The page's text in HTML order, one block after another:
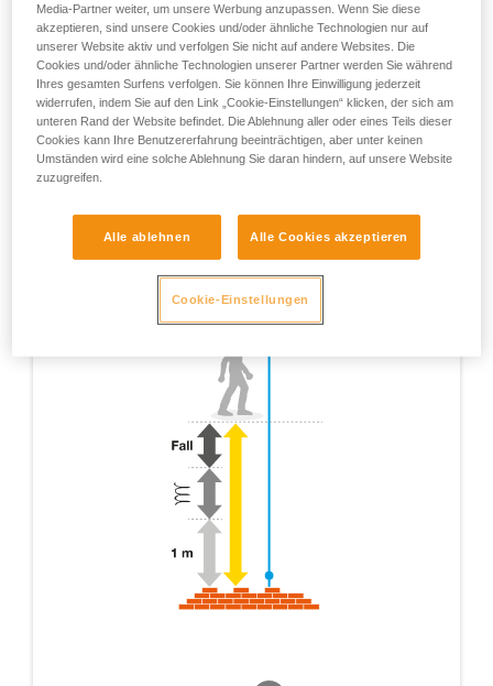
Halten Sie das ASAP oder ASAP LOCK soweit wie möglich
oberhalb des Befestigungspunkts Ihres Gurts
Media-Partner weiter, um unsere Werbung anzupassen. Wenn Sie diese
akzeptieren, sind unsere Cookies und/oder ähnliche Technologien nur auf
unserer Website aktiv und verfolgen Sie nicht auf andere Websites. Die
Cookies und/oder ähnliche Technologien unserer Partner werden Sie während
Ihres gesamten Surfens verfolgen. Sie können Ihre Einwilligung jederzeit
widerrufen, indem Sie auf den Link „Cookie-Einstellungen“ klicken, der sich am
unteren Rand der Website befindet. Die Ablehnung aller oder eines Teils dieser
Cookies kann Ihre Benutzererfahrung beeinträchtigen, aber unter keinen
Umständen wird eine solche Ablehnung Sie daran hindern, auf unsere Website
zuzugreifen.
Alle ablehnen Alle Cookies akzeptieren
Cookie-Einstellungen